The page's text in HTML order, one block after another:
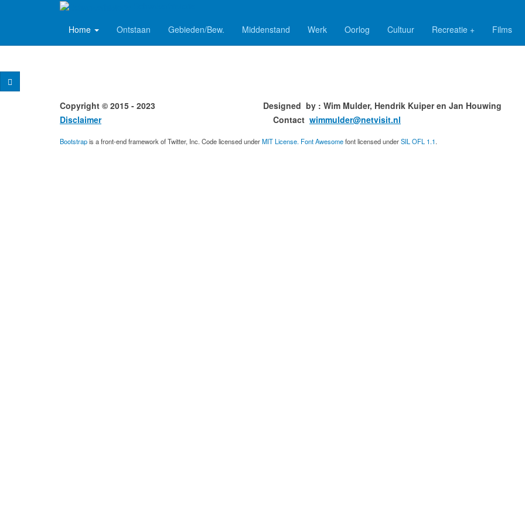
Home
Ontstaan Gebieden/Bew. Middenstand Werk Oorlog Cultuur Recreatie + Films
Copyright © 2015 - 2023 Designed by : Wim Mulder, Hendrik Kuiper en
Disclaimer
Contact wimmulder@netvisit.nl
Bootstrapis a front-end framework of Twitter, Inc. Code licensed underMIT License. Font Awesomefont licensed underSIL OFL 1.1.